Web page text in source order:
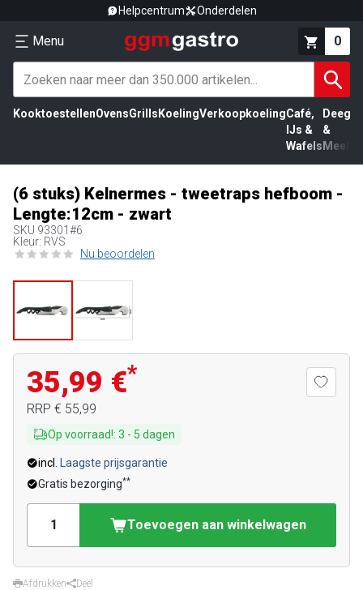
Helpcentrum Onderdelen
Menu 0
KooktoestellenOvensGrills KoelingVerkoopkoelingCafé,
IJs &
Wafels
Deeg
&
Meel
(6 stuks) Kelnermes - tweetraps hefboom -
Lengte:12cm - zwart
SKU 93301#6
Kleur: RVS
Nu beoordelen
35,99 €*
RRP € 55,99
Op voorraad!: 3 - 5 dagen
incl.
Laagste prijsgarantie
Gratis bezorging**
Toevoegen aan winkelwagen
Afdrukken
Deel